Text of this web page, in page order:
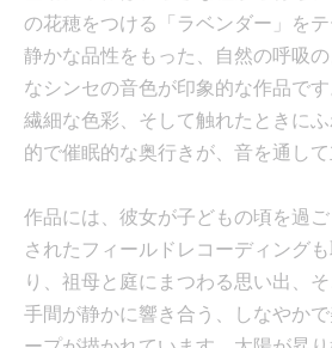
の花穂をつける「ラベンダー」を
静かな品性をもった、自然の呼吸
なシンセの音色が印象的な作品で
繊細な色彩、そして触れたときに
的で催眠的な奥行きが、音を通して
作品には、彼女が子どもの頃を過
されたフィールドレコーディング
り、祖母と庭にまつわる思い出、
手間が静かに響き合う、しなやか